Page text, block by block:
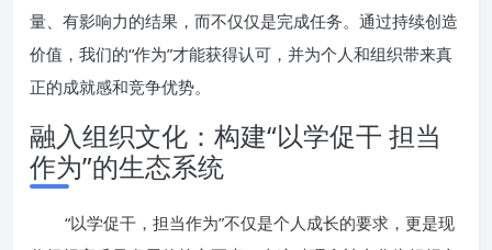
量、有影响力的结果，而不仅仅是完成任务。通过持续创造
价值，我们的“作为”才能获得认可，并为个人和组织带来真
正的成就感和竞争优势。
融入组织文化：构建“以学促干 担当
作为”的生态系统
“以学促干，担当作为”不仅是个人成长的要求，更是现